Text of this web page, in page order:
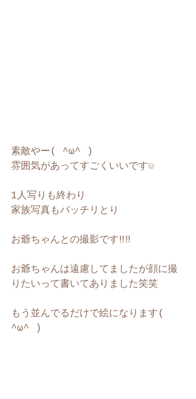
素敵やー( ^ω^ )
雰囲気があってすごくいいです☺️
1人写りも終わり
家族写真もバッチリとり
お爺ちゃんとの撮影です‼︎‼︎
お爺ちゃんは遠慮してましたが顔に撮
りたいって書いてありました笑笑
もう並んでるだけで絵になります(
^ω^ )